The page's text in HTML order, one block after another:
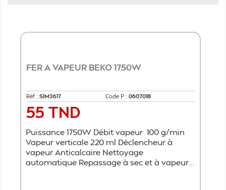
FER A VAPEUR BEKO 1750W
Réf : SIM3617 Code P : 0607018
Prix
55 TND
Puissance 1750W Débit vapeur 100 g/min
Vapeur verticale 220 ml Déclencheur à
vapeur Anticalcaire Nettoyage
automatique Repassage à sec et à vapeur...